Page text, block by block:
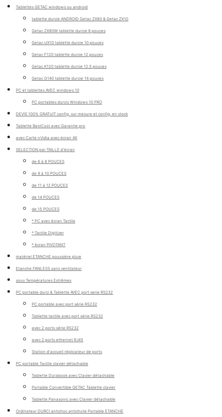
Tablettes GETAC windows ou android
tablette durcie ANDROID Getac ZX80 & Getac ZX10
Getac ZX80W tablette durcie 8 pouces
Getac UX10 tablette durcie 10 pouces
Getac F120 tablette durcie 12 pouces
Getac K120 tablette durcie 12.5 pouces
Getac G140 tablette durcie 14 pouces
PC et tablettes AVEC windows 10
PC portables durcis Windows 10 PRO
DEVIS 100% GRATUIT config. sur mesure et config. en stock
Tablette BestCost avec Garantie pro
avec Carte nVidia avec écran 4K
SELECTION par TAILLE d'écran
de 6 à 8 POUCES
de 9 à 10 POUCES
de 11 à 12 POUCES
de 14 POUCES
de 15 POUCES
* PC avec écran Tactile
* Tactile Digitizer
* écran PIVOTANT
matériel ETANCHE poussière pluie
Etanche FANLESS sans ventilateur
sous Températures Extrêmes
PC portable durci & Tablette AVEC port serie RS232
PC portable avec port série RS232
Tablette tactile avec port série RS232
avec 2 ports série RS232
avec 2 ports ethernet RJ45
Station d'accueil réplicateur de ports
PC portable Tactile clavier détachable
Tablette Durabook avec Clavier détachable
Portable Convertible GETAC Tablette clavier
Tablette Panasonic avec Clavier détachable
Ordinateur DURCI antichoc antichute Portable ETANCHE